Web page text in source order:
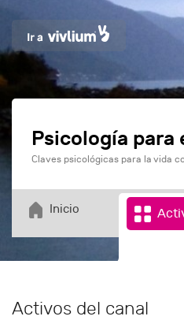
Psicología para
Claves psicológicas para la vida
Inicio
Activos del canal